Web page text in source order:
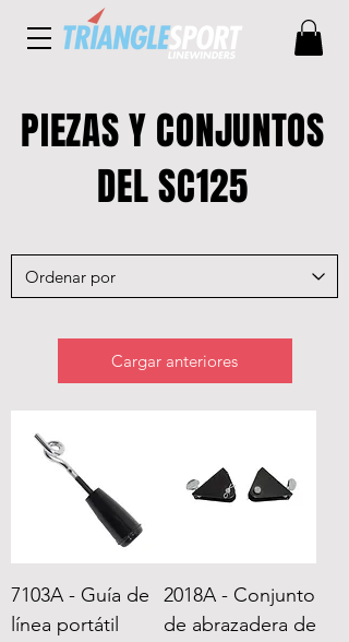
PIEZAS Y CONJUNTOS
DEL SC125
Cargar anteriores
7103A - Guía de
línea portátil
2018A - Conjunto
de abrazadera de